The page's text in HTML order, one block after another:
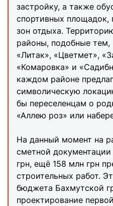
застройку, а также
спортивных площадок,
зон отдыха.
районы, подобные тем,
«Литак», «Цветмет»,
«Комаровка» и
каждом районе
символическую
бы переселенцам о
«Аллею роз» или
На данный момент на
сметной документации
грн, ещё 158 млн грн
строительных работ.
бюджета Бахмутской
проектирование